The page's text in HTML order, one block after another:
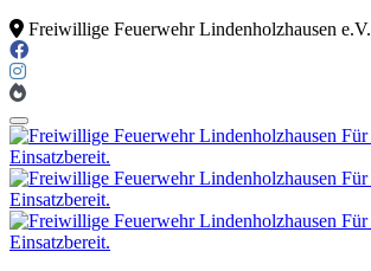
Freiwillige Feuerwehr Lindenholzhausen e.V.